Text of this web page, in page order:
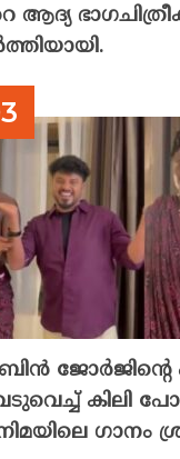
ആദ്യ
ജോർജിന്റെ
കിലി
ഗാനം